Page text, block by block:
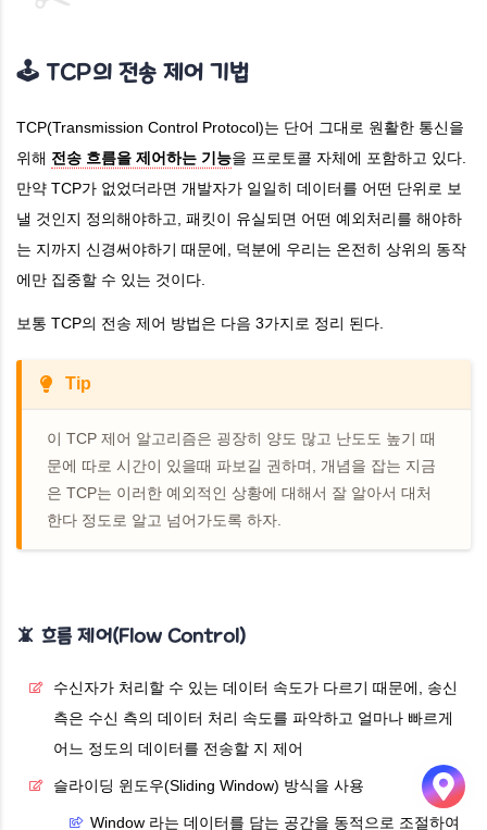
🕹️ TCP의 전송 제어 기법
TCP(Transmission Control Protocol)는 단어 그대로 원활한 통신을
위해 전송 흐름을 제어하는 기능을 프로토콜 자체에 포함하고 있다.
만약 TCP가 없었더라면 개발자가 일일히 데이터를 어떤 단위로 보
낼 것인지 정의해야하고, 패킷이 유실되면 어떤 예외처리를 해야하
는 지까지 신경써야하기 때문에, 덕분에 우리는 온전히 상위의 동작
에만 집중할 수 있는 것이다.
보통 TCP의 전송 제어 방법은 다음 3가지로 정리 된다.
Tip
이 TCP 제어 알고리즘은 굉장히 양도 많고 난도도 높기 때
문에 따로 시간이 있을때 파보길 권하며, 개념을 잡는 지금
은 TCP는 이러한 예외적인 상황에 대해서 잘 알아서 대처
한다 정도로 알고 넘어가도록 하자.
📵 흐름 제어(Flow Control)
수신자가 처리할 수 있는 데이터 속도가 다르기 때문에, 송신
측은 수신 측의 데이터 처리 속도를 파악하고 얼마나 빠르게
어느 정도의 데이터를 전송할 지 제어
슬라이딩 윈도우(Sliding Window) 방식을 사용
Window 라는 데이터를 담는 공간을 동적으로 조절하여